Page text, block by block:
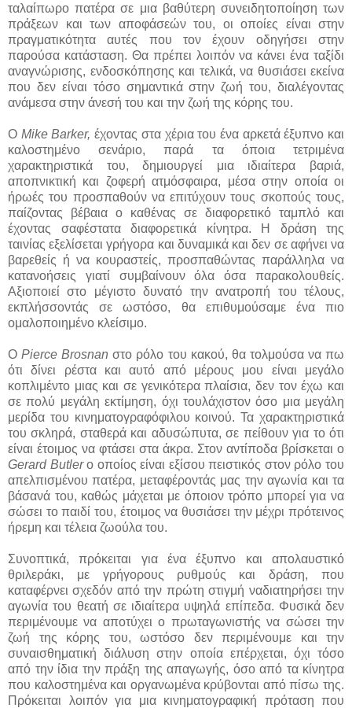
ταλαίπωρο πατέρα σε μια βαθύτερη συνειδητοποίηση των
πράξεων και των αποφάσεών του, οι οποίες είναι στην
πραγματικότητα αυτές που τον έχουν οδηγήσει στην
παρούσα κατάσταση. Θα πρέπει λοιπόν να κάνει ένα ταξίδι
αναγνώρισης, ενδοσκόπησης και τελικά, να θυσιάσει εκείνα
που δεν είναι τόσο σημαντικά στην ζωή του, διαλέγοντας
ανάμεσα στην άνεσή του και την ζωή της κόρης του.
Ο Mike Barker, έχοντας στα χέρια του ένα αρκετά έξυπνο και
καλοστημένο σενάριο, παρά τα όποια τετριμένα
χαρακτηριστικά του, δημιουργεί μια ιδιαίτερα βαριά,
αποπνικτική και ζοφερή ατμόσφαιρα, μέσα στην οποία οι
ήρωές του προσπαθούν να επιτύχουν τους σκοπούς τους,
παίζοντας βέβαια ο καθένας σε διαφορετικό ταμπλό και
έχοντας σαφέστατα διαφορετικά κίνητρα. Η δράση της
ταινίας εξελίσεται γρήγορα και δυναμικά και δεν σε αφήνει να
βαρεθείς ή να κουραστείς, προσπαθώντας παράλληλα να
κατανοήσεις γιατί συμβαίνουν όλα όσα παρακολουθείς.
Αξιοποιεί στο μέγιστο δυνατό την ανατροπή του τέλους,
εκπλήσσοντάς σε ωστόσο, θα επιθυμούσαμε ένα πιο
ομαλοποιημένο κλείσιμο.
Ο Pierce Brosnan στο ρόλο του κακού, θα τολμούσα να πω
ότι δίνει ρέστα και αυτό από μέρους μου είναι μεγάλο
κοπλιμέντο μιας και σε γενικότερα πλαίσια, δεν τον έχω και
σε πολύ μεγάλη εκτίμηση, όχι τουλάχιστον όσο μια μεγάλη
μερίδα του κινηματογραφόφιλου κοινού. Τα χαρακτηριστικά
του σκληρά, σταθερά και αδυσώπυτα, σε πείθουν για το ότι
είναι έτοιμος να φτάσει στα άκρα. Στον αντίποδα βρίσκεται ο
Gerard Butlerο οποίος είναι εξίσου πειστικός στον ρόλο του
απελπισμένου πατέρα, μεταφέροντάς μας την αγωνία και τα
βάσανά του, καθώς μάχεται με όποιον τρόπο μπορεί για να
σώσει το παιδί του, έτοιμος να θυσιάσει την μέχρι πρότεινος
ήρεμη και τέλεια ζωούλα του.
Συνοπτικά, πρόκειται για ένα έξυπνο και απολαυστικό
θριλεράκι, με γρήγορους ρυθμούς και δράση, που
καταφέρνει σχεδόν από την πρώτη στιγμή ναδιατηρήσει την
αγωνία του θεατή σε ιδιαίτερα υψηλά επίπεδα. Φυσικά δεν
περιμένουμε να αποτύχει ο πρωταγωνιστής να σώσει την
ζωή της κόρης του, ωστόσο δεν περιμένουμε και την
συναισθηματική διάλυση στην οποία επέρχεται, όχι τόσο
από την ίδια την πράξη της απαγωγής, όσο από τα κίνητρα
που καλοστημένα και οργανωμένα κρύβονται από πίσω της.
Πρόκειται λοιπόν για μια κινηματογραφική πρόταση που